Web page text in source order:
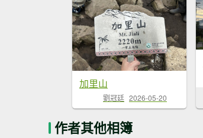
加里山
劉冠廷 2026-05-20
作者其他相簿